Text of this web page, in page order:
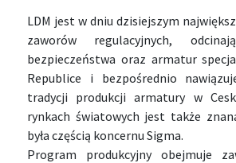
LDM jest w dniu dzisiejszym
zaworów regulacyjnych,
bezpieczeństwa oraz armatur
Republice i bezpośrednio
tradycji produkcji armatury w
rynkach światowych jest także
była częścią koncernu Sigma.
Program produkcyjny obejmuje